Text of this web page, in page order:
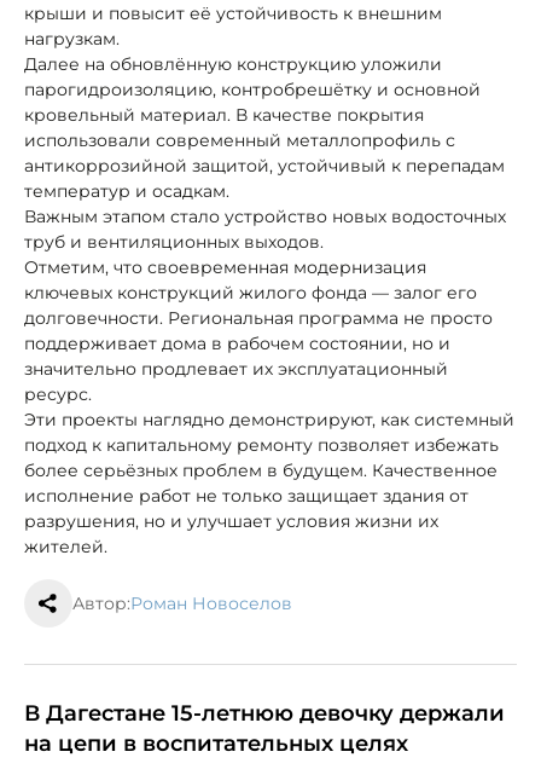
крыши и повысит её устойчивость к внешним
нагрузкам.
Далее на обновлённую конструкцию уложили
парогидроизоляцию, контробрешётку и основной
кровельный материал. В качестве покрытия
использовали современный металлопрофиль с
антикоррозийной защитой, устойчивый к перепадам
температур и осадкам.
Важным этапом стало устройство новых водосточных
труб и вентиляционных выходов.
Отметим, что своевременная модернизация
ключевых конструкций жилого фонда — залог его
долговечности. Региональная программа не просто
поддерживает дома в рабочем состоянии, но и
значительно продлевает их эксплуатационный
ресурс.
Эти проекты наглядно демонстрируют, как системный
подход к капитальному ремонту позволяет избежать
более серьёзных проблем в будущем. Качественное
исполнение работ не только защищает здания от
разрушения, но и улучшает условия жизни их
жителей.
Автор:Роман Новоселов
В Дагестане 15-летнюю девочку держали
на цепи в воспитательных целях